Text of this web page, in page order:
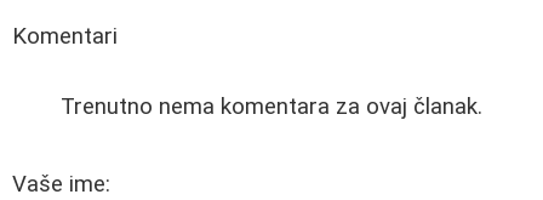
Komentari
Trenutno nema komentara za ovaj članak.
Vaše ime: